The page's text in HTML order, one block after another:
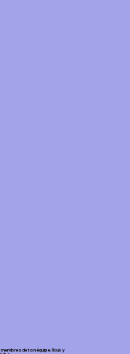
de ton équipe. Nous y